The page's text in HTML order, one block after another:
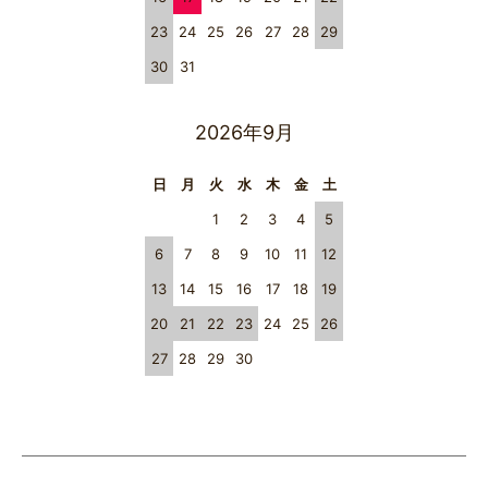
23
24 25 26 27 28
29
30
31
2026年9月
日 月 火 水 木 金
土
1
2 3 4
5
6
7 8 9 10 11
12
13
14 15 16 17 18
19
20
21 22 23 24 25
26
27
28 29 30